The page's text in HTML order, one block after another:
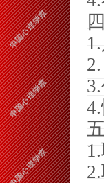
1.
2.
3.
4.
1.
2.